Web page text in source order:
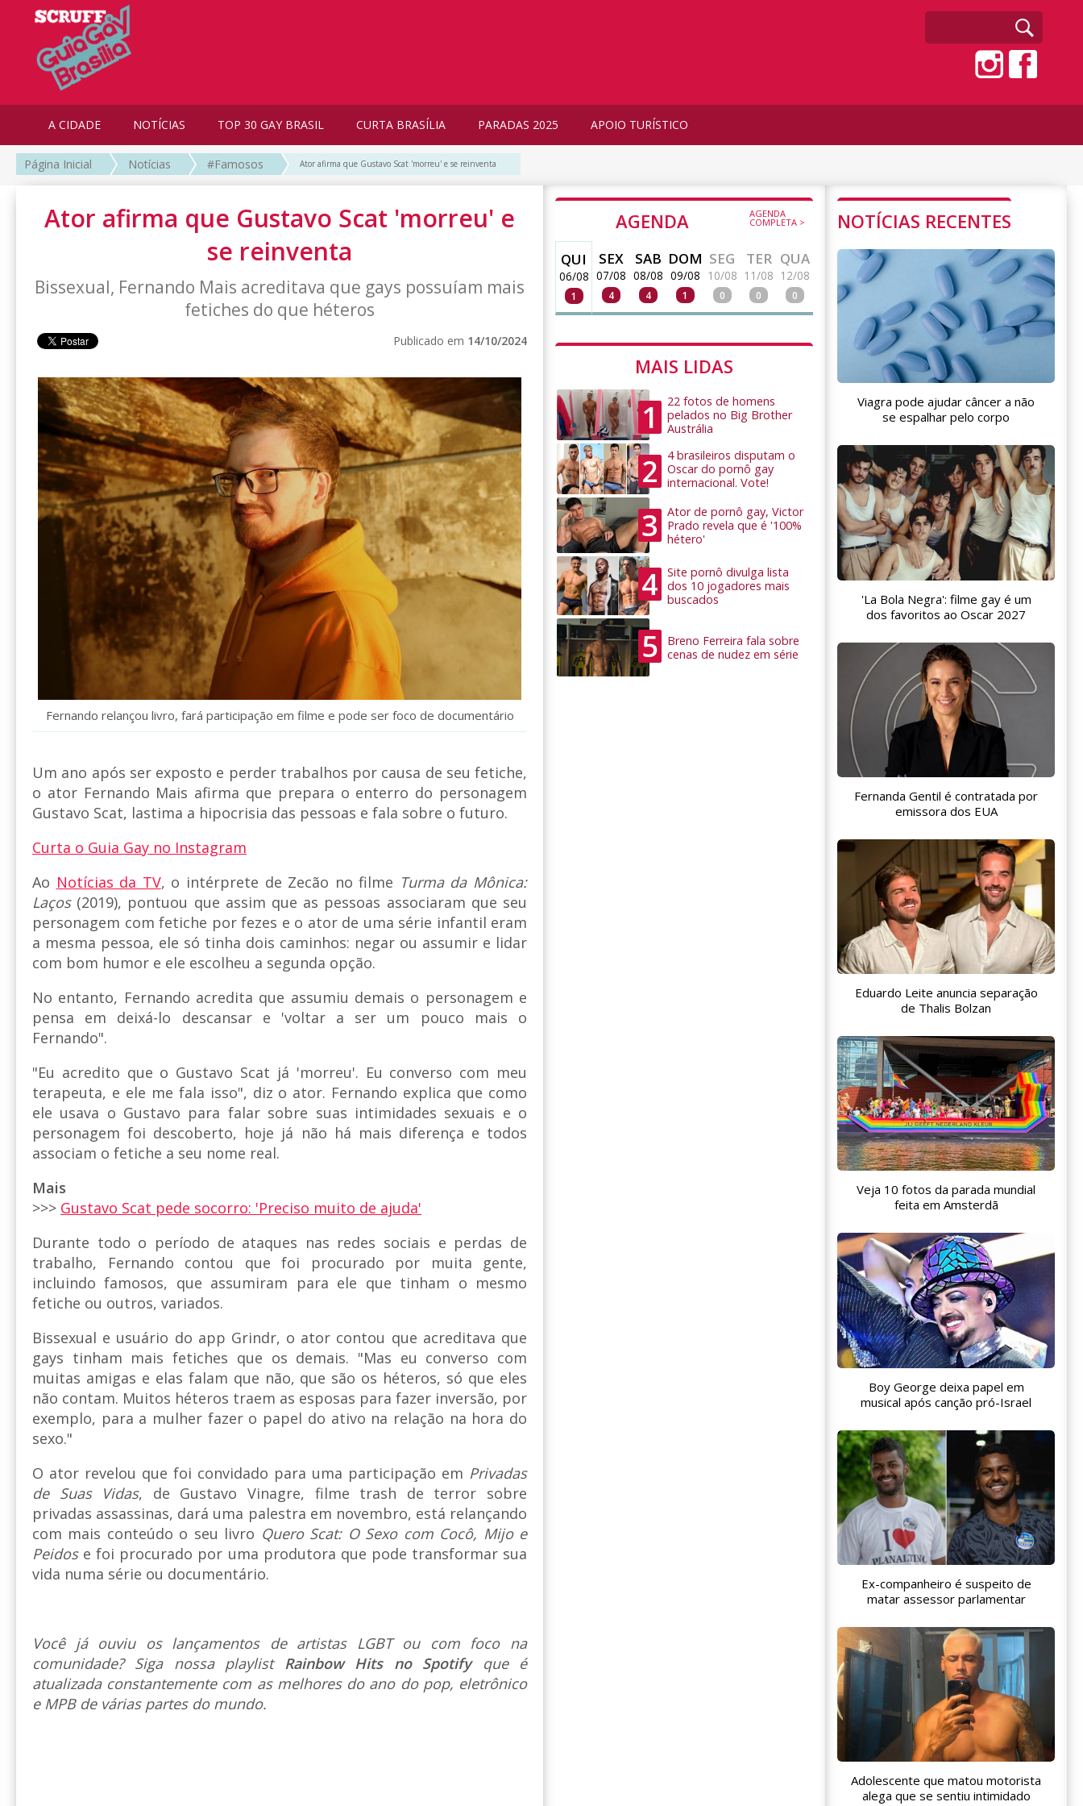
A CIDADE NOTÍCIAS TOP 30 GAY BRASIL CURTA BRASÍLIA PARADAS 2025 APOIO TURÍSTICO
Página Inicial Notícias #Famosos Ator afirma que Gustavo Scat 'morreu' e se reinventa
Ator afirma que Gustavo Scat 'morreu' e
se reinventa
Bissexual, Fernando Mais acreditava que gays possuíam mais
fetiches do que héteros
Publicado em 14/10/2024
Fernando relançou livro, fará participação em filme e pode ser foco de documentário
Um ano após ser exposto e perder trabalhos por causa de seu fetiche,
o ator Fernando Mais afirma que prepara o enterro do personagem
Gustavo Scat, lastima a hipocrisia das pessoas e fala sobre o futuro.
Curta o Guia Gay no Instagram
Ao Notícias da TV, o intérprete de Zecão no filme Turma da Mônica:
Laços(2019), pontuou que assim que as pessoas associaram que seu
personagem com fetiche por fezes e o ator de uma série infantil eram
a mesma pessoa, ele só tinha dois caminhos: negar ou assumir e lidar
com bom humor e ele escolheu a segunda opção.
No entanto, Fernando acredita que assumiu demais o personagem e
pensa em deixá-lo descansar e 'voltar a ser um pouco mais o
Fernando".
"Eu acredito que o Gustavo Scat já 'morreu'. Eu converso com meu
terapeuta, e ele me fala isso", diz o ator. Fernando explica que como
ele usava o Gustavo para falar sobre suas intimidades sexuais e o
personagem foi descoberto, hoje já não há mais diferença e todos
associam o fetiche a seu nome real.
Mais
>>> Gustavo Scat pede socorro: 'Preciso muito de ajuda'
Durante todo o período de ataques nas redes sociais e perdas de
trabalho, Fernando contou que foi procurado por muita gente,
incluindo famosos, que assumiram para ele que tinham o mesmo
fetiche ou outros, variados.
Bissexual e usuário do app Grindr, o ator contou que acreditava que
gays tinham mais fetiches que os demais. "Mas eu converso com
muitas amigas e elas falam que não, que são os héteros, só que eles
não contam. Muitos héteros traem as esposas para fazer inversão, por
exemplo, para a mulher fazer o papel do ativo na relação na hora do
sexo."
O ator revelou que foi convidado para uma participação em Privadas
de Suas Vidas, de Gustavo Vinagre, filme trash de terror sobre
privadas assassinas, dará uma palestra em novembro, está relançando
com mais conteúdo o seu livro Quero Scat: O Sexo com Cocô, Mijo e
Peidose foi procurado por uma produtora que pode transformar sua
vida numa série ou documentário.
Você já ouviu os lançamentos de artistas LGBT ou com foco na
comunidade? Siga nossa playlist Rainbow Hits no Spotify que é
atualizada constantemente com as melhores do ano do pop, eletrônico
e MPB de várias partes do mundo.
AGENDA AGENDA
COMPLETA >
QUI
06/08
1
SEX
07/08
4
SAB
08/08
4
DOM
09/08
1
SEG
10/08
0
TER
11/08
0
QUA
12/08
0
MAIS LIDAS
1
22 fotos de homens
pelados no Big Brother
Austrália
2
4 brasileiros disputam o
Oscar do pornô gay
internacional. Vote!
3
Ator de pornô gay, Victor
Prado revela que é '100%
hétero'
4
Site pornô divulga lista
dos 10 jogadores mais
buscados
5
Breno Ferreira fala sobre
cenas de nudez em série
NOTÍCIAS RECENTES
Viagra pode ajudar câncer a não
se espalhar pelo corpo
'La Bola Negra': filme gay é um
dos favoritos ao Oscar 2027
Fernanda Gentil é contratada por
emissora dos EUA
Eduardo Leite anuncia separação
de Thalis Bolzan
Veja 10 fotos da parada mundial
feita em Amsterdã
Boy George deixa papel em
musical após canção pró-Israel
Ex-companheiro é suspeito de
matar assessor parlamentar
Adolescente que matou motorista
alega que se sentiu intimidado